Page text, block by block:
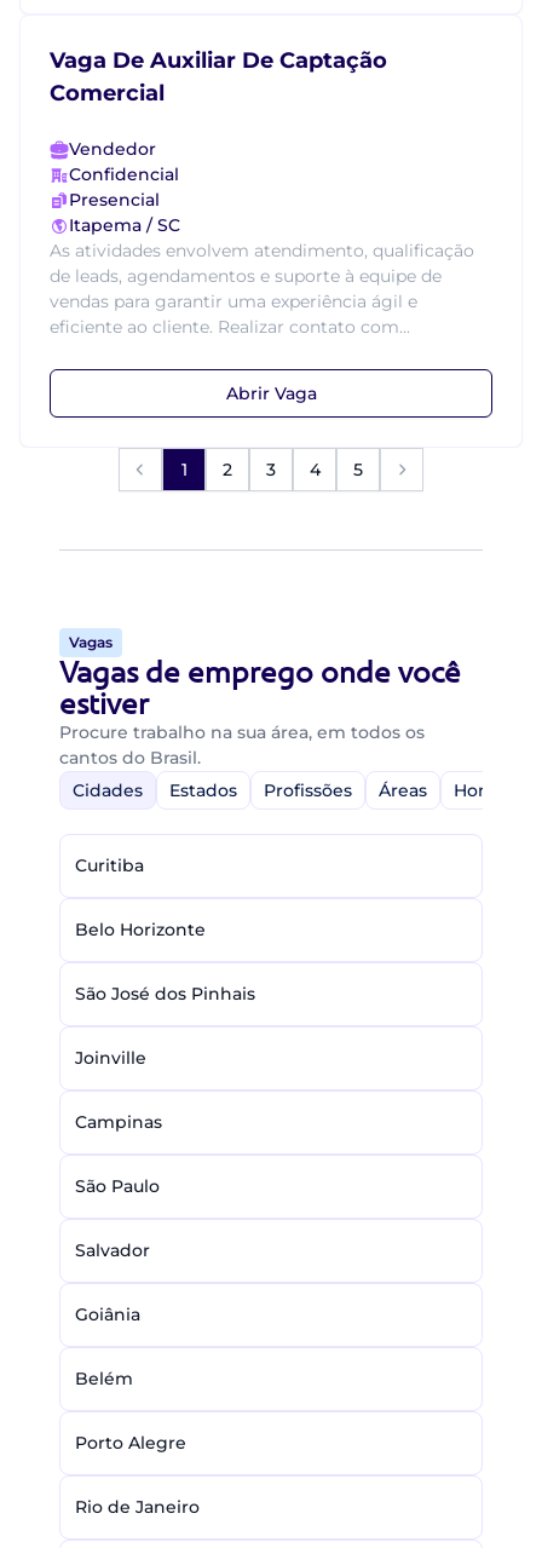
Vaga De Auxiliar De Captação
Comercial
Vendedor
Confidencial
Presencial
Itapema / SC
As atividades envolvem atendimento, qualificação
de leads, agendamentos e suporte à equipe de
vendas para garantir uma experiência ágil e
eficiente ao cliente. Realizar contato com...
Abrir Vaga
1 2 3 4 5
Vagas
Vagas de emprego onde você
estiver
Procure trabalho na sua área, em todos os
cantos do Brasil.
Cidades
Estados Profissões Áreas Home-
Curitiba
Belo Horizonte
São José dos Pinhais
Joinville
Campinas
São Paulo
Salvador
Goiânia
Belém
Porto Alegre
Rio de Janeiro